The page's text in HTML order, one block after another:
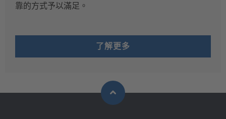
靠的方式予以滿足。
了解更多